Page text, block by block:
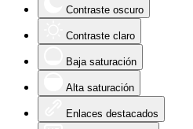
Contraste oscuro
Contraste claro
Baja saturación
Alta saturación
Enlaces destacados